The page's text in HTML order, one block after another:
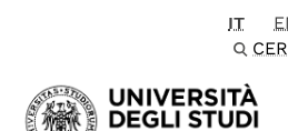
Passa al contenuto
IT